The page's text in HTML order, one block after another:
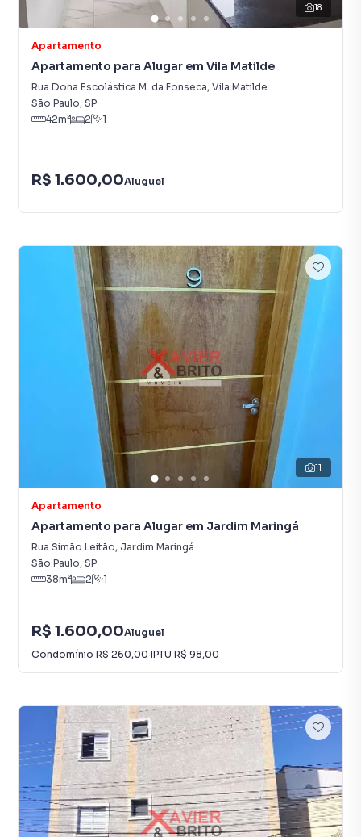
18
Apartamento
Apartamento para Alugar em Vila Matilde
Rua Dona Escolástica M. da Fonseca, Vila Matilde
São Paulo, SP
42m² 2 1
R$ 1.600,00Aluguel
11
Apartamento
Apartamento para Alugar em Jardim Maringá
Rua Simão Leitão, Jardim Maringá
São Paulo, SP
38m² 2 1
R$ 1.600,00Aluguel
Condomínio R$ 260,00·IPTU R$ 98,00